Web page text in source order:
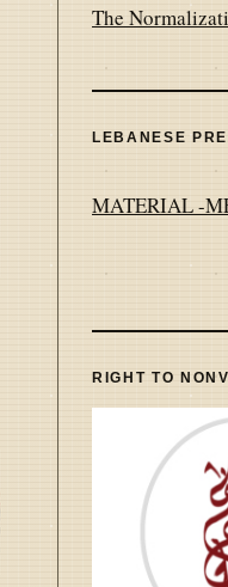
The
LEBANESE
MATERIAL -
RIGHT TO